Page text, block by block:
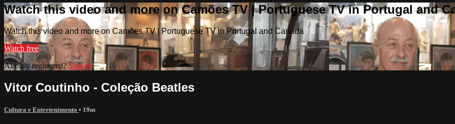
Watch this video and more on Camões TV | Portuguese TV in Portugal and
Watch this video and more on Camões TV | Portuguese TV in Portugal and Canada
Watch free
Already registered?Sign in
Vitor Coutinho - Coleção Beatles
Cultura e Entretenimento • 19m